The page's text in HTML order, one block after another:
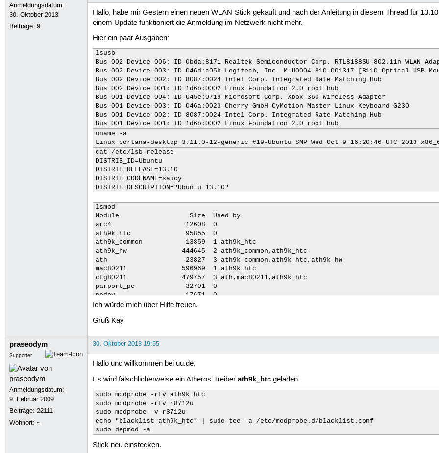
Anmeldungsdatum:
30. Oktober 2013
Beiträge:9
Hallo, habe mir Gestern einen neuen WLAN-Stick gekauft und nach der Anleitung in diesem Thread für
einem Update funktioniert die Anmeldung im Netzwerk nicht mehr.
Hier ein paar Ausgaben:
lsusb
Bus 002 Device 006: ID 0bda:8171 Realtek Semiconductor Corp. RTL8188SU 802.11n WLAN
Bus 002 Device 003: ID 046d:c05b Logitech, Inc. M-U0004 810-001317 [B110 Optical USB
Bus 002 Device 002: ID 8087:0024 Intel Corp. Integrated Rate Matching Hub
Bus 002 Device 001: ID 1d6b:0002 Linux Foundation 2.0 root hub
Bus 001 Device 004: ID 045e:0719 Microsoft Corp. Xbox 360 Wireless Adapter
Bus 001 Device 003: ID 046a:0023 Cherry GmbH CyMotion Master Linux Keyboard G230
Bus 001 Device 002: ID 8087:0024 Intel Corp. Integrated Rate Matching Hub
Bus 001 Device 001: ID 1d6b:0002 Linux Foundation 2.0 root hub
uname -a
Linux cortana-desktop 3.11.0-12-generic #19-Ubuntu SMP Wed Oct 9 16:20:46 UTC 2013
cat /etc/lsb-release
DISTRIB_ID=Ubuntu
DISTRIB_RELEASE=13.10
DISTRIB_CODENAME=saucy
DISTRIB_DESCRIPTION="Ubuntu 13.10"
lsmod
Module                  Size  Used by
arc4                   12608  0
ath9k_htc              95855  0
ath9k_common           13859  1 ath9k_htc
ath9k_hw              444645  2 ath9k_common,ath9k_htc
ath                    23827  3 ath9k_common,ath9k_htc,ath9k_hw
mac80211              596969  1 ath9k_htc
cfg80211              479757  3 ath,mac80211,ath9k_htc
parport_pc             32701  0
ppdev                  17671  0
rfcomm                 69070  0
snd_hda_codec_realtek    51465  1
xpad                   18218  0
ff_memless             13573  1 xpad
joydev                 17377  0
hid_cherry             12626  0
usbhid                 53014  0
hid                   101512  3 hid_cherry,hid_generic,usbhid
x86_pkg_temp_thermal    14162  0
intel_powerclamp       14705  0
kvm_intel             138538  0
kvm                   431315  1 kvm_intel
Ich würde mich über Hilfe freuen.
Gruß Kay
praseodym
Supporter
Anmeldungsdatum:
9. Februar 2009
Beiträge:22111
Wohnort: ~
30. Oktober 2013 19:55
Hallo und willkommen bei uu.de.
Es wird fälschlicherweise ein Atheros-Treiber ath9k_htcgeladen:
sudo modprobe -rfv ath9k_htc
sudo modprobe -rfv r8712u
sudo modprobe -v r8712u
echo "blacklist ath9k_htc" | sudo tee -a /etc/modprobe.d/blacklist.conf
sudo depmod -a
Stick neu einstecken.